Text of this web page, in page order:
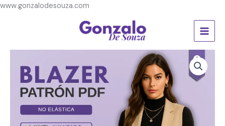
www.gonzalodesouza.com
contenido